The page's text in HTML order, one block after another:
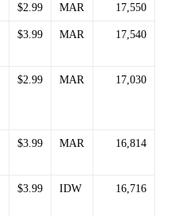
$2.99 MAR 17,550
$3.99 MAR 17,540
$2.99 MAR 17,030
$3.99 MAR 16,814
$3.99 IDW 16,716